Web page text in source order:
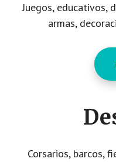
Juegos, educativos,
armas,
Corsarios, barcos,